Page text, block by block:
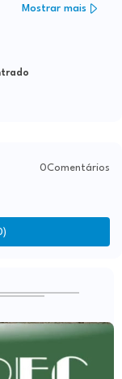
Mostrar mais
0Comentários